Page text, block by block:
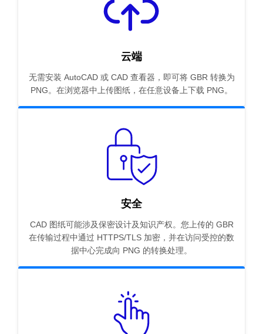
云端
无需安装 AutoCAD 或 CAD 查看器，即可将 GBR 转换为
PNG。在浏览器中上传图纸，在任意设备上下载 PNG。
安全
CAD 图纸可能涉及保密设计及知识产权。您上传的 GBR
在传输过程中通过 HTTPS/TLS 加密，并在访问受控的数
据中心完成向 PNG 的转换处理。